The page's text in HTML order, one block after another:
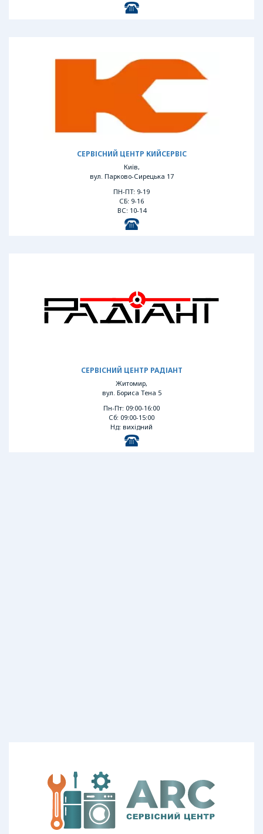
СЕРВІСНИЙ ЦЕНТР КИЙСЕРВІС
Київ,
вул. Парково-Сирецька 17
ПН-ПТ: 9-19
СБ: 9-16
ВС: 10-14
СЕРВІСНИЙ ЦЕНТР РАДІАНТ
Житомир,
вул. Бориса Тена 5
Пн-Пт: 09:00-16:00
Сб: 09:00-15:00
Нд: вихідний